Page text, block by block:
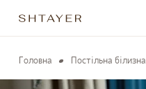
Головна Постільна білизна